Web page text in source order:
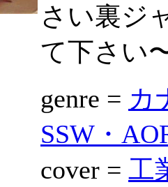
さい裏ジ
て下さい
genre = カ
SSW・
cover = 工